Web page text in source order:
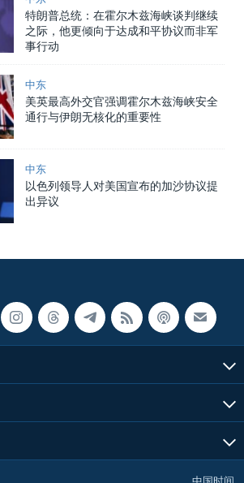
特朗普总统：在霍尔木兹海峡谈判继续
之际，他更倾向于达成和平协议而非军
事行动
中东
美英最高外交官强调霍尔木兹海峡安全
通行与伊朗无核化的重要性
中东
以色列领导人对美国宣布的加沙协议提
出异议